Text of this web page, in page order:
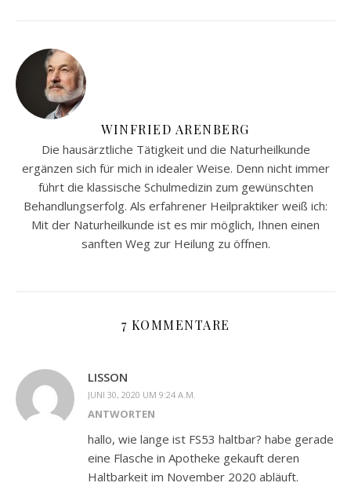
WINFRIED ARENBERG
Die hausärztliche Tätigkeit und die Naturheilkunde
ergänzen sich für mich in idealer Weise. Denn nicht immer
führt die klassische Schulmedizin zum gewünschten
Behandlungserfolg. Als erfahrener Heilpraktiker weiß ich:
Mit der Naturheilkunde ist es mir möglich, Ihnen einen
sanften Weg zur Heilung zu öffnen.
7 KOMMENTARE
LISSON
JUNI 30, 2020 UM 9:24 A.M.
ANTWORTEN
hallo, wie lange ist FS53 haltbar? habe gerade
eine Flasche in Apotheke gekauft deren
Haltbarkeit im November 2020 abläuft.